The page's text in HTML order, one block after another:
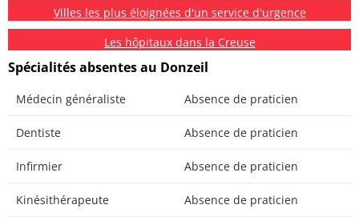
Villes les plus éloignées d'un service d'urgence
Les hôpitaux dans la Creuse
Spécialités absentes au Donzeil
Médecin généraliste Absence de praticien
Dentiste Absence de praticien
Infirmier Absence de praticien
Kinésithérapeute Absence de praticien